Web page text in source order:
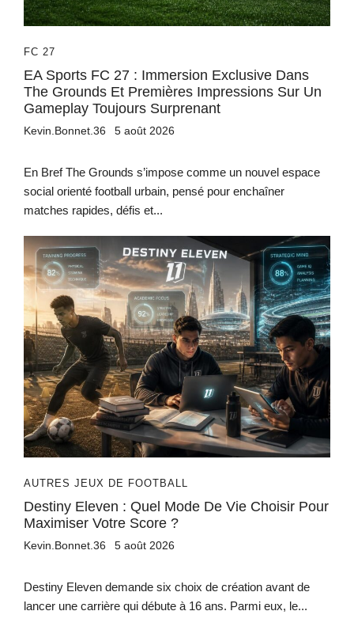
FC 27
EA Sports FC 27 : Immersion Exclusive Dans
The Grounds Et Premières Impressions Sur Un
Gameplay Toujours Surprenant
Kevin.Bonnet.36 5 août 2026
En Bref The Grounds s’impose comme un nouvel espace
social orienté football urbain, pensé pour enchaîner
matches rapides, défis et...
AUTRES JEUX DE FOOTBALL
Destiny Eleven : Quel Mode De Vie Choisir Pour
Maximiser Votre Score ?
Kevin.Bonnet.36 5 août 2026
Destiny Eleven demande six choix de création avant de
lancer une carrière qui débute à 16 ans. Parmi eux, le...